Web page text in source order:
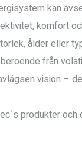
kan
komfort
ålder eller
från
vision –
produkter och